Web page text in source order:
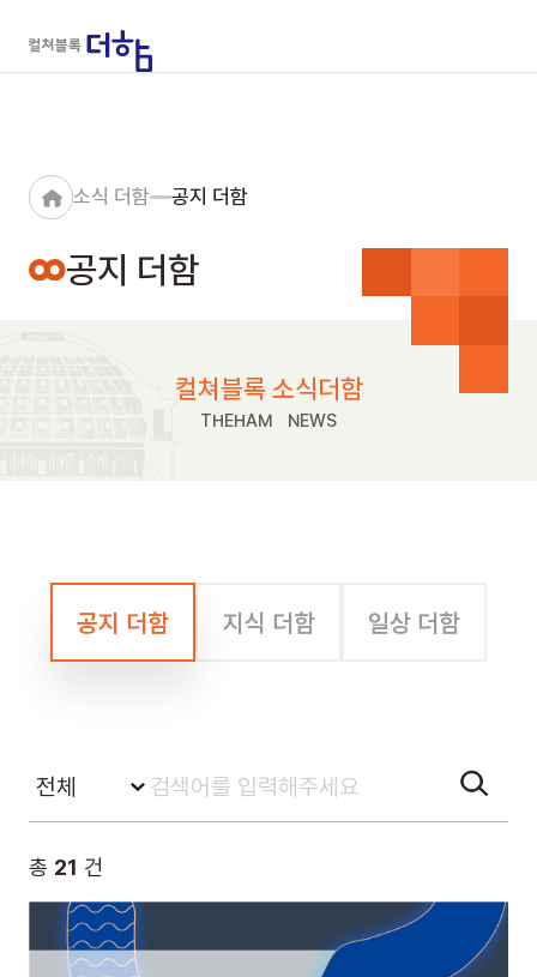
소식 더함 공지 더함
공지 더함
컬쳐블록 소식더함
THEHAM NEWS
공지 더함 지식 더함 일상 더함
총 21 건